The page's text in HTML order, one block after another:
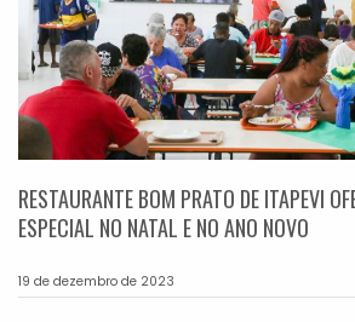
RESTAURANTE BOM PRATO DE ITAPEVI
ESPECIAL NO NATAL E NO ANO NOVO
19 de dezembro de 2023